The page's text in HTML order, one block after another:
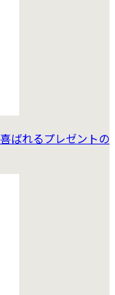
ばれるプレゼントの